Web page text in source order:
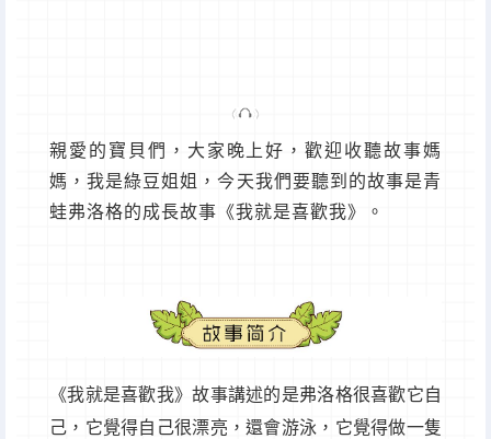
親愛的寶貝們，大家晚上好，歡迎收聽故事媽
媽，我是綠豆姐姐，今天我們要聽到的故事是青
蛙弗洛格的成長故事《我就是喜歡我》。
《我就是喜歡我》故事講述的是弗洛格很喜歡它自
己，它覺得自己很漂亮，還會游泳，它覺得做一隻